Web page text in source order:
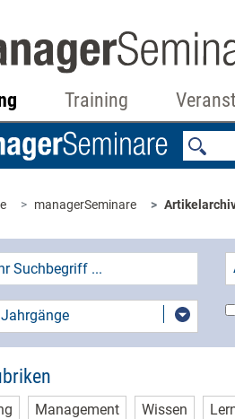
Training
managerSeminare
Management Wissen